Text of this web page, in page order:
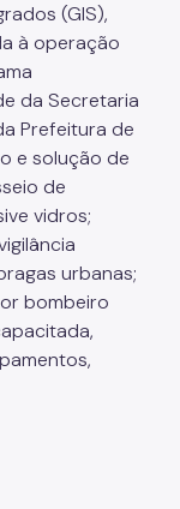
(GIS),
à operação
da Secretaria
Prefeitura de
e solução de
de
vidros;
urbanas;
bombeiro